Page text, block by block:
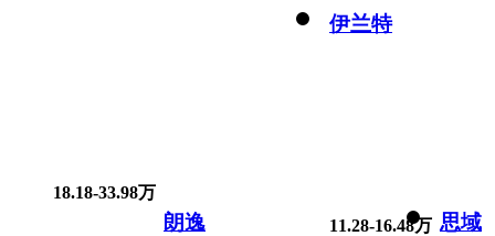
伊兰特
18.18-33.98万
朗逸 11.28-16.48万 思域